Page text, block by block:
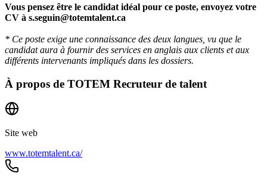
Vous pensez être le candidat idéal pour ce poste, envoyez votre
CV à s.seguin@totemtalent.ca
* Ce poste exige une connaissance des deux langues, vu que le
candidat aura à fournir des services en anglais aux clients et aux
différents intervenants impliqués dans les dossiers.
À propos de TOTEM Recruteur de talent
Site web
www.totemtalent.ca/